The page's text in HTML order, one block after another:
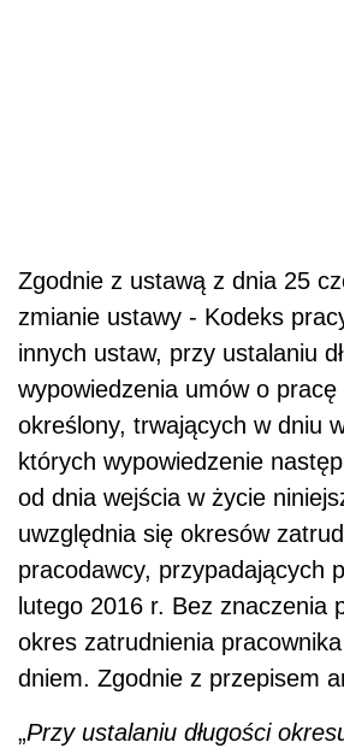
Zgodnie z ustawą z dnia 25
zmianie ustawy - Kodeks
innych ustaw, przy ustalaniu
wypowiedzenia umów o
określony, trwających w dniu
których wypowiedzenie
od dnia wejścia w życie
uwzględnia się okresów
pracodawcy, przypadających
lutego 2016 r. Bez znaczenia
okres zatrudnienia
dniem. Zgodnie z przepisem
„Przy ustalaniu długości